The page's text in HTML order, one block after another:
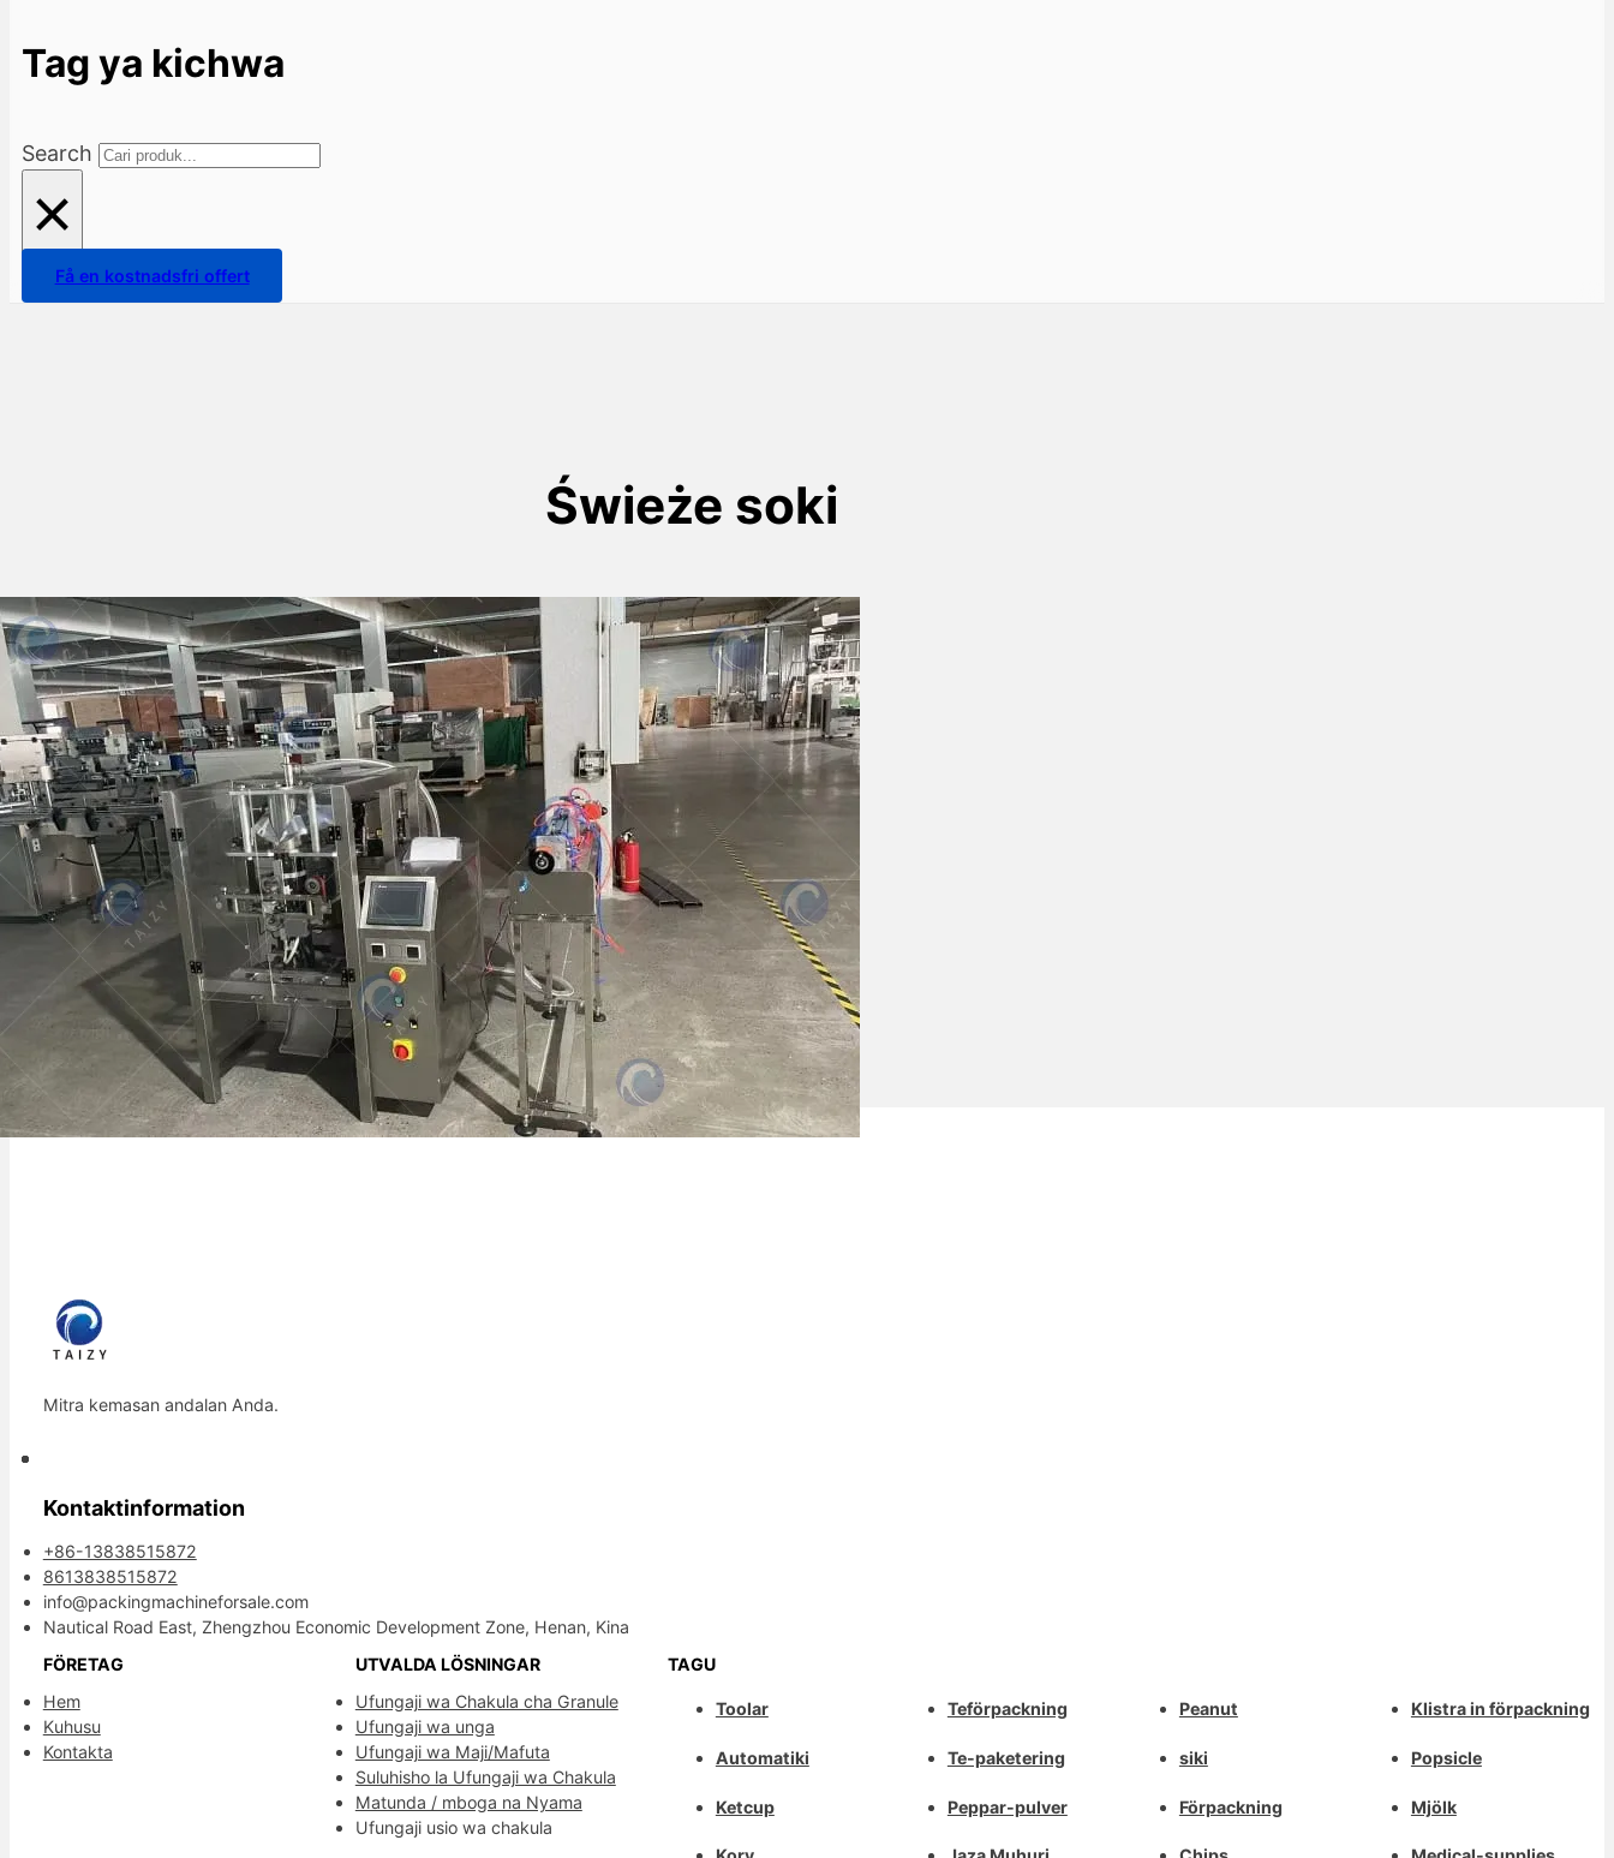
Tag ya kichwa
Search
×
Få en kostnadsfri offert
Świeże soki
Faktorer som påverkar priset
på automatisk vätske-
förpackningsmaskin
Denna artikel fokuserar på de faktorer
som påverkar priset på den automatiska
vätske-förpackningen…
Mitra kemasan andalan Anda.
Kontaktinformation
+86-13838515872
8613838515872
info@packingmachineforsale.com
Nautical Road East, Zhengzhou Economic Development Zone, Henan, Kina
FÖRETAG
Hem
Kuhusu
Kontakta
UTVALDA LÖSNINGAR
Ufungaji wa Chakula cha Granule
Ufungaji wa unga
Ufungaji wa Maji/Mafuta
Suluhisho la Ufungaji wa Chakula
Matunda / mboga na Nyama
Ufungaji usio wa chakula
TAGU
Toolar
Automatiki
Ketcup
Teförpackning
Te-paketering
Peppar-pulver
Peanut
siki
Förpackning
Klistra in förpackning
Popsicle
Mjölk
Dansk